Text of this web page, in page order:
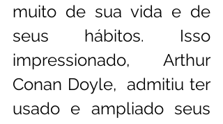
muito de sua vida e de
seus hábitos. Isso
impressionado, Arthur
Conan Doyle,  admitiu ter
usado e ampliado seus